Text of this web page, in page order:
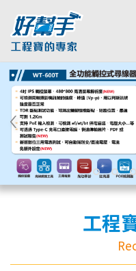
工程